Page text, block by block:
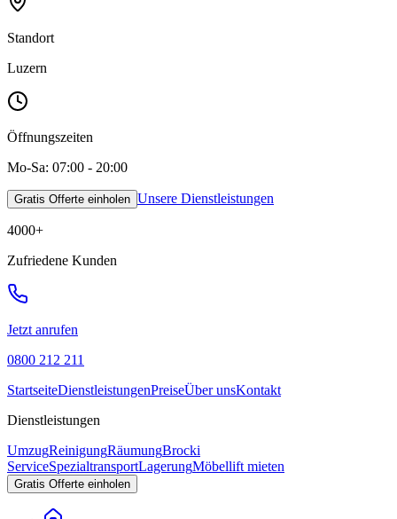
Standort
Luzern
Öffnungszeiten
Mo-Sa: 07:00 - 20:00
Gratis Offerte einholen Unsere Dienstleistungen
4000+
Zufriedene Kunden
Jetzt anrufen
0800 212 211
StartseiteDienstleistungenPreiseÜber unsKontakt
Dienstleistungen
UmzugReinigungRäumungBrocki
ServiceSpezialtransportLagerungMöbellift mieten
Gratis Offerte einholen